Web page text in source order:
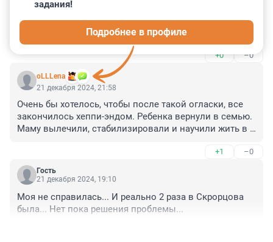
Послеродовая депрессия - страшная болезнь. У мамы
могут появиться суицидальные наклонности.
осуждать таких женщин нельзя, им нужна
медицинская помощь, иногда - в стационаре.
+0 –0
oLLLena
задания!
Подробнее в профиле
21 декабря 2024, 21:58
Очень бы хотелось, чтобы после такой огласки, все
закончилось хеппи-эндом. Ребенка вернули в семью.
Маму вылечили, стабилизировали и научили жить в
психологической помощью. Уголовное дело закрыли.
Муж стал более внимательным и понял, что болезнь
это не только температура, бывают и
серьезнее, чем температура или перелом.
+1 –0
Гость
21 декабря 2024, 19:10
Моя не справилась... И реально 2 раза в Скрорцова
была... Нет пока решения проблемы...